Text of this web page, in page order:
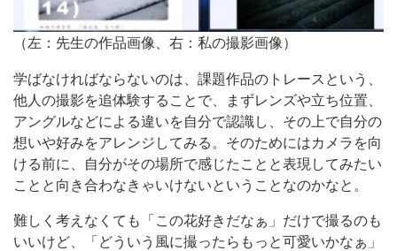
（左：先生の作品画像、右：私の撮影画像）
学ばなければならないのは、課題作品のトレースという、
他人の撮影を追体験することで、まずレンズや立ち位置、
アングルなどによる違いを自分で認識し、その上で自分の
想いや好みをアレンジしてみる。そのためにはカメラを向
ける前に、自分がその場所で感じたことと表現してみたい
ことと向き合わなきゃいけないということなのかなと。
難しく考えなくても「この花好きだなぁ」だけで撮るのも
いいけど、「どういう風に撮ったらもっと可愛いかなぁ」